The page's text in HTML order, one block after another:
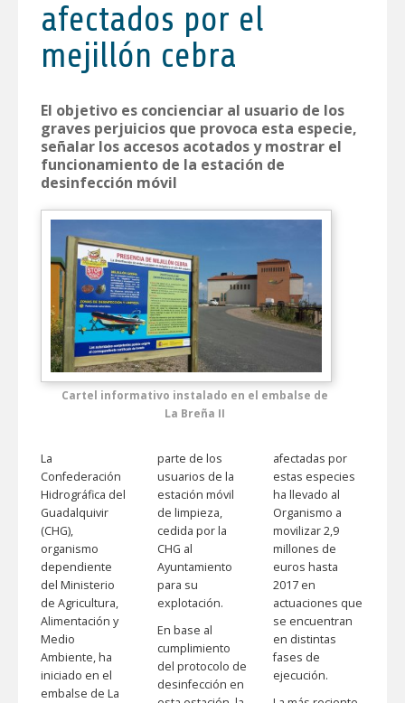
afectados por el
mejillón cebra
El objetivo es concienciar al usuario de los
graves perjuicios que provoca esta especie,
señalar los accesos acotados y mostrar el
funcionamiento de la estación de
desinfección móvil
Cartel informativo instalado en el embalse de
La Breña II
La
Confederación
Hidrográfica del
Guadalquivir
(CHG),
organismo
dependiente
del Ministerio
de Agricultura,
Alimentación y
Medio
Ambiente, ha
iniciado en el
embalse de La
parte de los
usuarios de la
estación móvil
de limpieza,
cedida por la
CHG al
Ayuntamiento
para su
explotación.
En base al
cumplimiento
del protocolo de
desinfección en
afectadas por
estas especies
ha llevado al
Organismo a
movilizar 2,9
millones de
euros hasta
2017 en
actuaciones que
se encuentran
en distintas
fases de
ejecución.